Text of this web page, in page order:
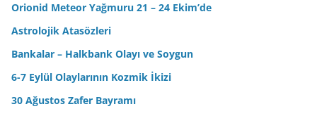
Orionid Meteor Yağmuru 21 – 24 Ekim’de
Astrolojik Atasözleri
Bankalar – Halkbank Olayı ve Soygun
6-7 Eylül Olaylarının Kozmik İkizi
30 Ağustos Zafer Bayramı